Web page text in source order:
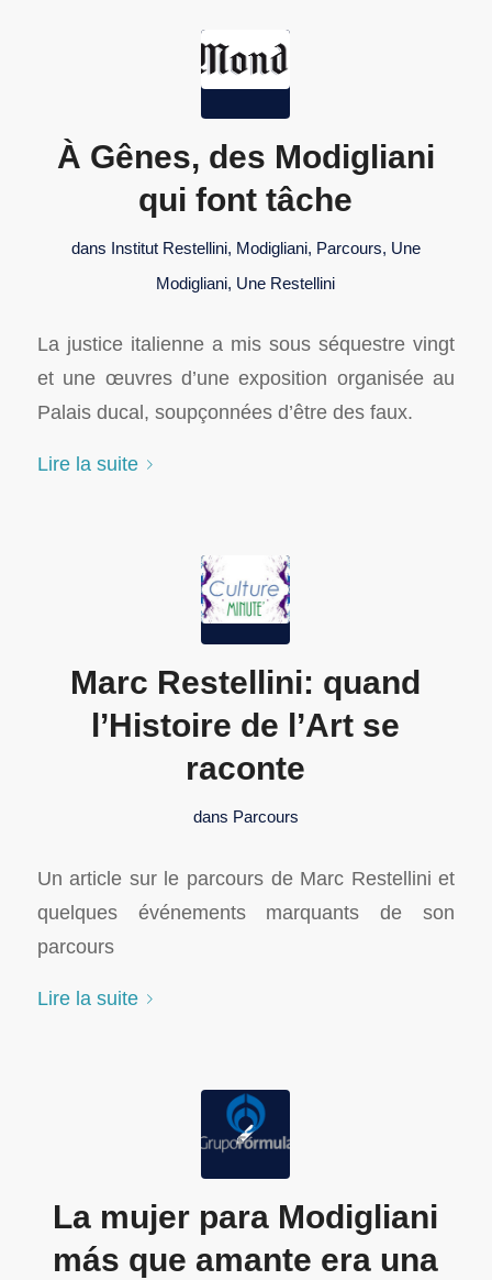
À Gênes, des Modigliani
qui font tâche
dans Institut Restellini, Modigliani, Parcours, Une
Modigliani, Une Restellini
La justice italienne a mis sous séquestre vingt
et une œuvres d’une exposition organisée au
Palais ducal, soupçonnées d’être des faux.
Lire la suite
Marc Restellini: quand
l’Histoire de l’Art se
raconte
dans Parcours
Un article sur le parcours de Marc Restellini et
quelques événements marquants de son
parcours
Lire la suite
La mujer para Modigliani
más que amante era una